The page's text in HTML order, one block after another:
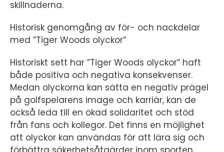
skillnaderna.
Historisk genomgång av för- och nackdelar
med ”Tiger Woods olyckor”
Historiskt sett har ”Tiger Woods olyckor” haft
både positiva och negativa konsekvenser.
Medan olyckorna kan sätta en negativ prägel
på golfspelarens image och karriär, kan de
också leda till en ökad solidaritet och stöd
från fans och kollegor. Det finns en möjlighet
att olyckor kan användas för att lära sig och